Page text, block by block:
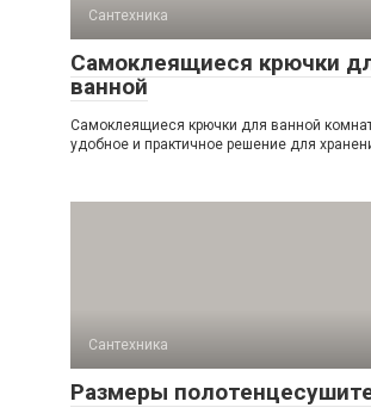
Сантехника
Самоклеящиеся крючки
ванной
Самоклеящиеся крючки для ванной
удобное и практичное решение для
Сантехника
Размеры